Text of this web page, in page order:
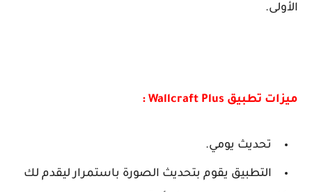
الأولى.
ميزات تطبيق Wallcraft Plus :
تحديث يومي.
التطبيق يقوم بتحديث الصورة باستمرار ليقدم لك